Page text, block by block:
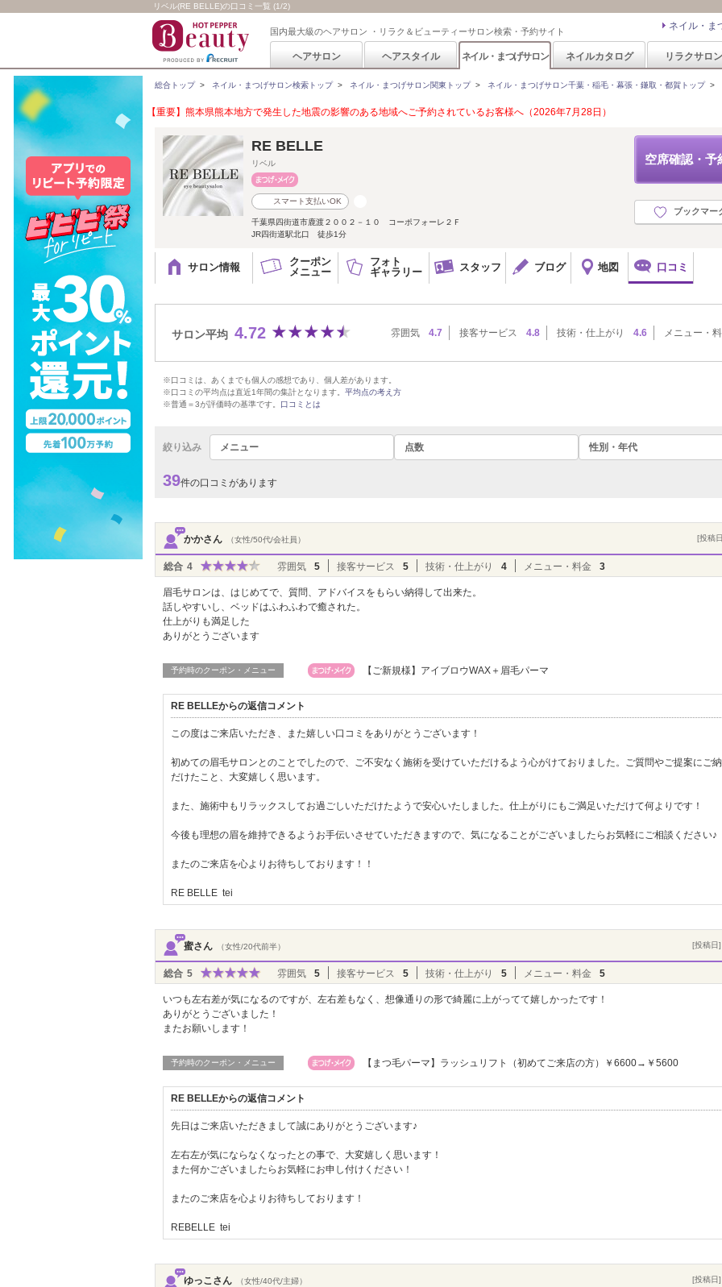
リベル(RE BELLE)の口コミ一覧 (1/2)
国内最大級のヘアサロン ・リラク＆ビューティーサロン検索・予約サイト ネイル・ま
ヘアサロン ヘアスタイル ネイル・まつげサロン ネイルカタログ リラクサロン
総合トップ> ネイル・まつげサロン検索トップ> ネイル・まつげサロン関東トップ> ネイル・まつげサロン千葉・稲毛・幕張・鎌取・都賀トップ>
【重要】熊本県熊本地方で発生した地震の影響のある地域へご予約されているお客様へ（2026年7月28日）
空席確認・予
ブックマー
RE BELLE
リベル
スマート支払いOK
千葉県四街道市鹿渡２００２－１０ コーポフォーレ２Ｆ
JR四街道駅北口 徒歩1分
サロン情報
クーポン
メニュー
フォト
ギャラリー
スタッフ ブログ 地図 口コミ
サロン平均 4.72 雰囲気 4.7 接客サービス 4.8 技術・仕上がり 4.6 メニュー・
※口コミは、あくまでも個人の感想であり、個人差があります。
※口コミの平均点は直近1年間の集計となります。 平均点の考え方
※普通＝3が評価時の基準です。 口コミとは
絞り込み メニュー 点数 性別・年代
39件の口コミがあります
かかさん （女性/50代/会社員） [投稿
総合 4 雰囲気 5 接客サービス 5 技術・仕上がり 4 メニュー・料金 3
眉毛サロンは、はじめてで、質問、アドバイスをもらい納得して出来た。
話しやすいし、ベッドはふわふわで癒された。
仕上がりも満足した
ありがとうございます
予約時のクーポン・メニュー 【ご新規様】アイブロウWAX＋眉毛パーマ
RE BELLEからの返信コメント
この度はご来店いただき、また嬉しい口コミをありがとうございます！
初めての眉毛サロンとのことでしたので、ご不安なく施術を受けていただけるよう心がけておりました。ご質問やご提案にご
だけたこと、大変嬉しく思います。
また、施術中もリラックスしてお過ごしいただけたようで安心いたしました。仕上がりにもご満足いただけて何よりです！
今後も理想の眉を維持できるようお手伝いさせていただきますので、気になることがございましたらお気軽にご相談ください♪
またのご来店を心よりお待ちしております！！
RE BELLE tei
蜜さん （女性/20代前半） [投稿日
総合 5 雰囲気 5 接客サービス 5 技術・仕上がり 5 メニュー・料金 5
いつも左右差が気になるのですが、左右差もなく、想像通りの形で綺麗に上がってて嬉しかったです！
ありがとうございました！
またお願いします！
予約時のクーポン・メニュー 【まつ毛パーマ】ラッシュリフト（初めてご来店の方）￥6600→￥5600
RE BELLEからの返信コメント
先日はご来店いただきまして誠にありがとうございます♪
左右左が気にならなくなったとの事で、大変嬉しく思います！
また何かございましたらお気軽にお申し付けください！
またのご来店を心よりお待ちしております！
REBELLE tei
ゆっこさん （女性/40代/主婦） [投稿日